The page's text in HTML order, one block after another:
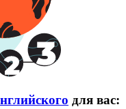
для вас: